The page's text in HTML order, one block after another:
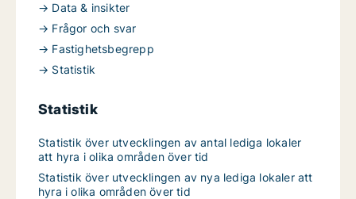
→ Data & insikter
→ Frågor och svar
→ Fastighetsbegrepp
→ Statistik
Statistik
Statistik över utvecklingen av antal lediga lokaler
att hyra i olika områden över tid
Statistik över utvecklingen av nya lediga lokaler att
hyra i olika områden över tid